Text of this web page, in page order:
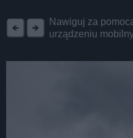
Nawiguj za
urządzeniu